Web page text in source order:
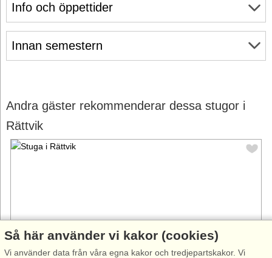
Info och öppettider
Innan semestern
Andra gäster rekommenderar dessa stugor i
Rättvik
Så här använder vi kakor (cookies)
Vi använder data från våra egna kakor och tredjepartskakor. Vi